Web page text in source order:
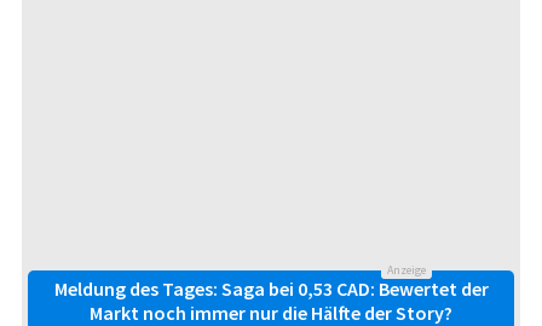
Anzeige
Meldung des Tages: Saga bei 0,53 CAD: Bewertet der
Markt noch immer nur die Hälfte der Story?